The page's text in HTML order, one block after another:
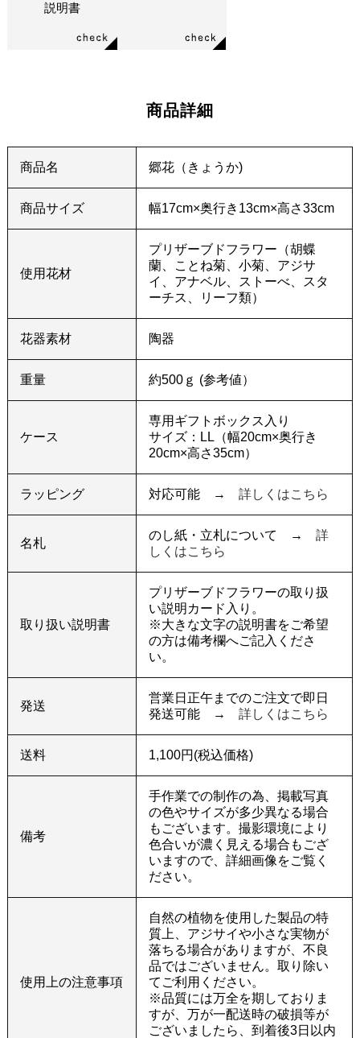
説明書
商品詳細
商品名 郷花（きょうか)
商品サイズ 幅17cm×奥行き13cm×高さ33cm
使用花材
プリザーブドフラワー（胡蝶
蘭、ことね菊、小菊、アジサ
イ、アナベル、ストーべ、スタ
ーチス、リーフ類）
花器素材 陶器
重量 約500ｇ (参考値）
ケース
専用ギフトボックス入り
サイズ：LL（幅20cm×奥行き
20cm×高さ35cm）
ラッピング 対応可能 → 詳しくはこちら
名札
のし紙・立札について → 詳
しくはこちら
取り扱い説明書
プリザーブドフラワーの取り扱
い説明カード入り。
※大きな文字の説明書をご希望
の方は備考欄へご記入くださ
い。
発送
営業日正午までのご注文で即日
発送可能 → 詳しくはこちら
送料 1,100円(税込価格)
備考
手作業での制作の為、掲載写真
の色やサイズが多少異なる場合
もございます。撮影環境により
色合いが濃く見える場合もござ
いますので、詳細画像をご覧く
ださい。
使用上の注意事項
自然の植物を使用した製品の特
質上、アジサイや小さな実物が
落ちる場合がありますが、不良
品ではございません。取り除い
てご利用ください。
※品質には万全を期しておりま
すが、万が一配送時の破損等が
ございましたら、到着後3日以内